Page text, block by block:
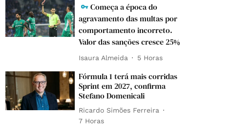
Começa a época do
agravamento das multas por
comportamento incorreto.
Valor das sanções cresce 25%
Isaura Almeida 5 Horas
Fórmula 1 terá mais corridas
Sprint em 2027, confirma
Stefano Domenicali
Ricardo Simões Ferreira
7 Horas